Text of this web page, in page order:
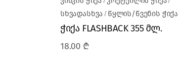
სხვადასხვა
წყლის/წვენის ჭიქა
ჭიქა FLASHBACK 355 მლ.
18.00 ₾